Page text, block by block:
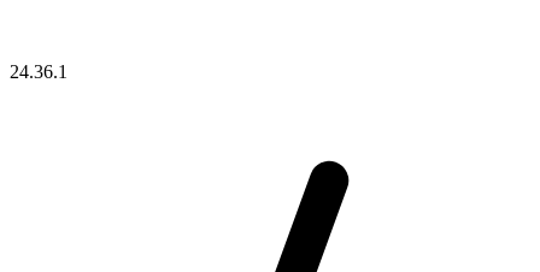
24.36.1